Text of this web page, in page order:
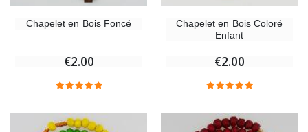
Chapelet en Bois Foncé
€2.00
Chapelet en Bois Coloré
Enfant
€2.00